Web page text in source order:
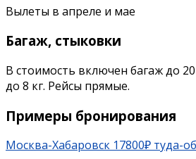
Вылеты в апреле и мае
Багаж, стыковки
В стоимость включен багаж до 20
до 8 кг. Рейсы прямые.
Примеры бронирования
Москва-Хабаровск 17800₽ туда-